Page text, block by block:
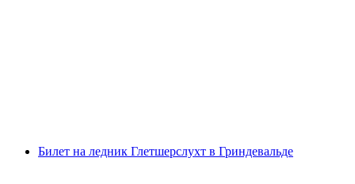
Билет на ледник Глетшерслухт в Гриндевальде